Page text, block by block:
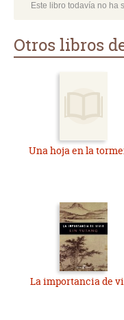
Este libro todavía no ha
Otros libros
Una hoja en la
La importancia de